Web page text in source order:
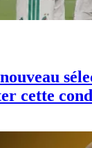
cette